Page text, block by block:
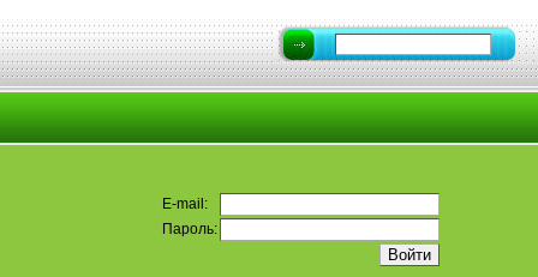
E-mail:
Пароль: